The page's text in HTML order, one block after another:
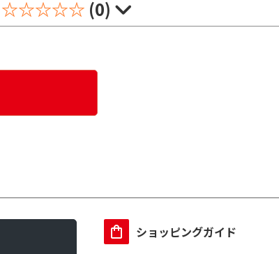
☆☆☆☆☆ (0)
ショッピングガイド